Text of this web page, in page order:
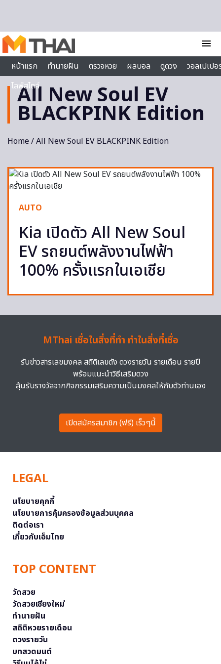
menu
หน้าแรก
ทำนายฝัน ตรวจหวย ผลบอล ดูดวง
วอลเปเป
ไลฟ์สไตล์
All New Soul EV
BLACKPINK Edition
Home/ All New Soul EV BLACKPINK Edition
AUTO
Kia เปิดตัว All New Soul
EV รถยนต์พลังงานไฟฟ้า
100% ครั้งแรกในเอเชีย
MThai เชื่อในสิ่งที่ทำ ทำในสิ่งที่เชื่อ
รับข่าวสารเลขมงคล สถิติเลขดัง ดวงรายวัน รายเดือน รายปี
พร้อมแนะนำวิธีเสริมดวง
ลุ้นรับรางวัลจากกิจกรรมเสริมความเป็นมงคลให้กับตัวท่านเอง
เปิดสมัครสมาชิก (ฟรี) เร็วๆนี้
LEGAL
นโยบายคุกกี้
นโยบายการคุ้มครองข้อมูลส่วนบุคคล
ติดต่อเรา
เกี่ยวกับเอ็มไทย
TOP CONTENT
วัดสวย
วัดสวยเชียงใหม่
ทำนายฝัน
สถิติหวยรายเดือน
ดวงรายวัน
บทสวดมนต์